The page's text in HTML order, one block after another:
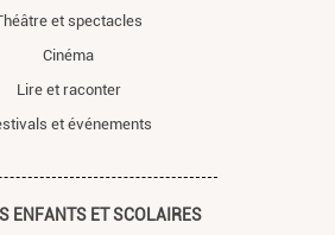
et spectacles
Cinéma
Lire et raconter
et événements
ENFANTS ET SCOLAIRES